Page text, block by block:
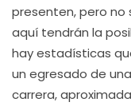
presenten, pero no
aquí tendrán la
hay estadísticas
un egresado de
carrera,